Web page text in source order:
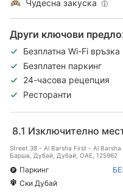
Чудесна закуска
Други ключови
Безплатна Wi-Fi връзка
Безплатен паркинг
24-часова рецепция
Ресторанти
8.1 Изключително
Street 38 - Al Barsha First - Al Barsha
Барша, Дубай, Дубай, ОАЕ, 125962
Паркинг
Ски Дубай